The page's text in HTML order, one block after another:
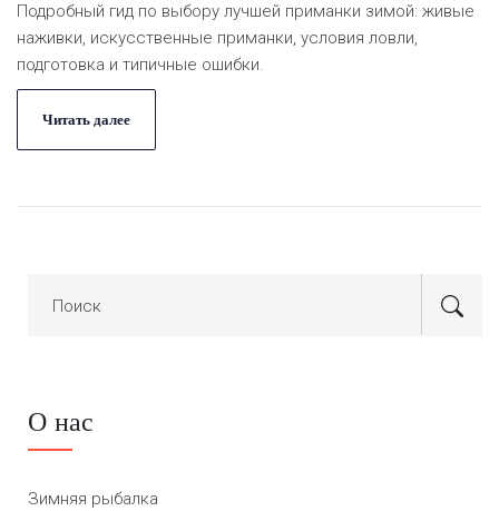
Подробный гид по выбору лучшей приманки зимой: живые
наживки, искусственные приманки, условия ловли,
подготовка и типичные ошибки.
Читать далее
О нас
Зимняя рыбалка